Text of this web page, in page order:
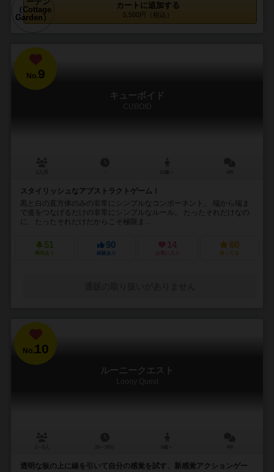
カートに追加する
5,500円（税込）
No.9
キューボイド
CUBOID
スタイリッシュなアブストラクトゲーム！
黒と白の直方体のみの非常にシンプルなコンポーネント。 端から端ま
で道をつなげるだけの非常にシンプルなルール。 たったそれだけなの
に、たったそれだけだからこそ極限ま...
51
興味あり
90
経験あり
14
お気に入り
60
持ってる
No. 10
ルーニークエスト
Loony Quest
透明な板の上に線を引いて自分の感覚を試す、新感覚アクションゲー